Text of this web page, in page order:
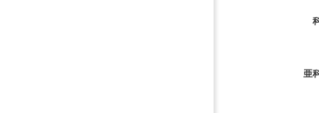
亜